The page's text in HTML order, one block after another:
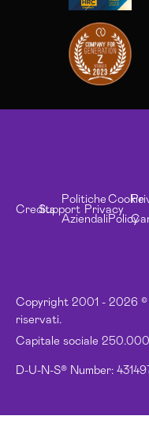
Copyright 2001 - 2026 ©
riservati.
Capitale sociale
D-U-N-S® Number:
CreditsSupport
Politiche
Aziendali
Privacy
Cookie
Policy